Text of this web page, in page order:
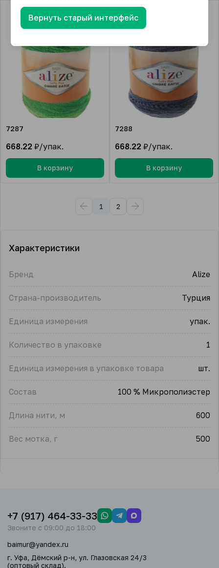
7287
668.22 ₽/упак.
В корзину
7288
668.22 ₽/упак.
В корзину
1 2
Характеристики
Бренд Alize
Страна-производитель Турция
Единица измерения упак.
Количество в упаковке 1
Единица измерения в упаковке товара шт.
Состав 100 % Микрополиэстер
Длина нити, м 600
Вес мотка, г 500
+7 (917) 464-33-33
Звоните с 09:00 до 18:00
baimur@yandex.ru
г. Уфа, Дёмский р-н, ул. Глазовская 24/3
(оптовый склад).
Вернуть старый интерфейс